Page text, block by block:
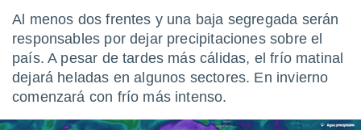
las
y
forma
digital
Al menos dos frentes y una baja segregada serán
responsables por dejar precipitaciones sobre el
país. A pesar de tardes más cálidas, el frío matinal
dejará heladas en algunos sectores. En invierno
comenzará con frío más intenso.